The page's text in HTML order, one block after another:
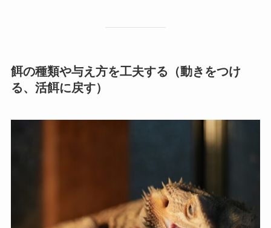
餌の種類や与え方を工夫する（動きをつけ
る、活餌に戻す）